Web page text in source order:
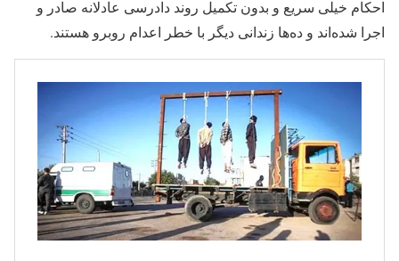
احکام خیلی سریع و بدون تکمیل روند دادرسی عادلانه صادر و
اجرا شده‌اند و ده‌ها زندانی دیگر با خطر اعدام روبرو هستند.